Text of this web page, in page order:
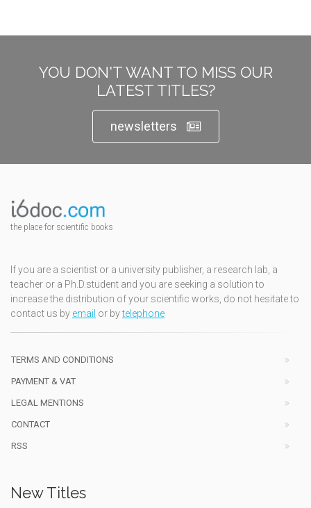
YOU DON'T WANT TO MISS OUR
LATEST TITLES?
newsletters
the place for scientific books
If you are a scientist or a university publisher, a research lab, a
teacher or a Ph.D.student and you are seeking a solution to
increase the distribution of your scientific works, do not hesitate to
contact us by email or bytelephone
TERMS AND CONDITIONS
PAYMENT & VAT
LEGAL MENTIONS
CONTACT
RSS
New Titles